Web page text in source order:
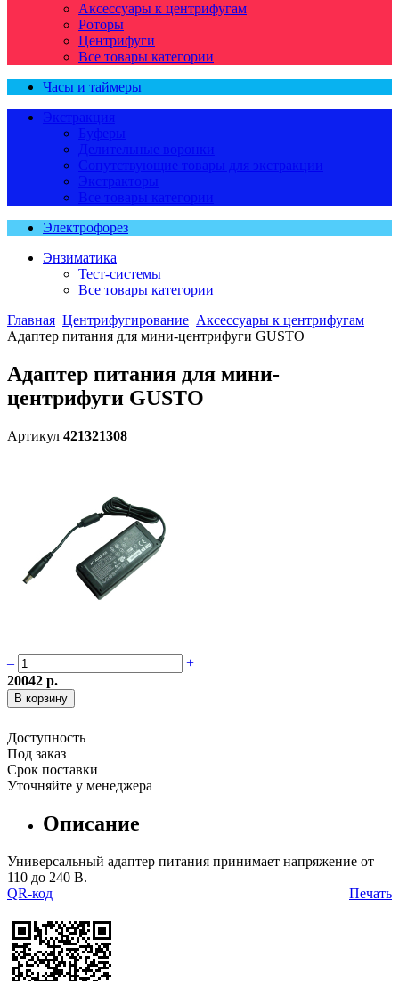
Аксессуары к центрифугам
Роторы
Центрифуги
Все товары категории
Часы и таймеры
Экстракция
Буферы
Делительные воронки
Сопутствующие товары для экстракции
Экстракторы
Все товары категории
Электрофорез
Энзиматика
Тест-системы
Все товары категории
Главная Центрифугирование Аксессуары к центрифугам
Адаптер питания для мини-центрифуги GUSTO
Адаптер питания для мини-
центрифуги GUSTO
Артикул 421321308
–
+
20042 р.
Доступность
Под заказ
Срок поставки
Уточняйте у менеджера
Описание
Универсальный адаптер питания принимает напряжение от
110 до 240 В.
Печать
QR-код